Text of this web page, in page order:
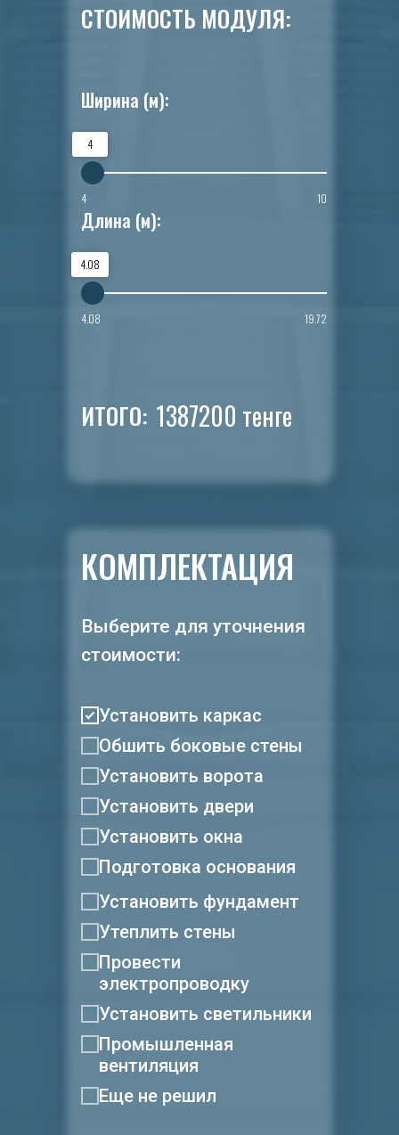
Установить каркас
Обшить боковые стены
Установить ворота
Установить двери
Установить окна
Подготовка основания
Установить фундамент
Утеплить стены
Провести
электропроводку
Установить светильники
Промышленная
вентиляция
Еще не решил
Ширина (м):
4
4 10
Длина (м):
4.08
4.08 19.72
СТОИМОСТЬ МОДУЛЯ:
ИТОГО:
КОМПЛЕКТАЦИЯ
Выберите для уточнения
стоимости:
1387200 тенге